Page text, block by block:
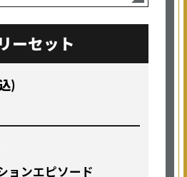
ーセット
)
ョンエピソード